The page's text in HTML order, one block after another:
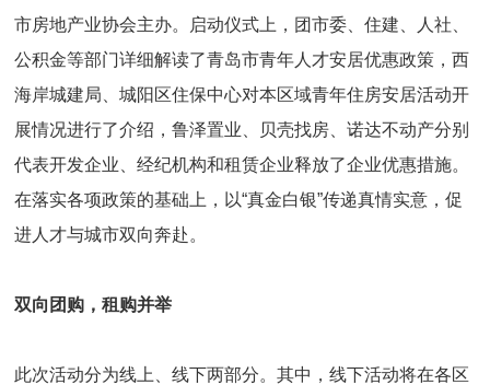
市房地产业协会主办。启动仪式上，团市委、住建、人社、
公积金等部门详细解读了青岛市青年人才安居优惠政策，西
海岸城建局、城阳区住保中心对本区域青年住房安居活动开
展情况进行了介绍，鲁泽置业、贝壳找房、诺达不动产分别
代表开发企业、经纪机构和租赁企业释放了企业优惠措施。
在落实各项政策的基础上，以“真金白银”传递真情实意，促
进人才与城市双向奔赴。
双向团购，租购并举
此次活动分为线上、线下两部分。其中，线下活动将在各区